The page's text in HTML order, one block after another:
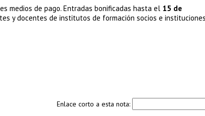
medios de pago. Entradas bonificadas hasta el 15 de
y docentes de institutos de formación socios e instituciones
Enlace corto a esta nota: